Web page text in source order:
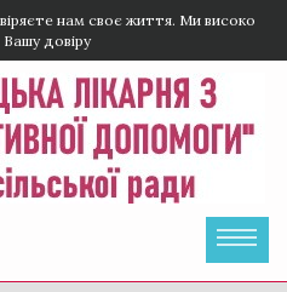
нам своє життя. Ми високо
довіру